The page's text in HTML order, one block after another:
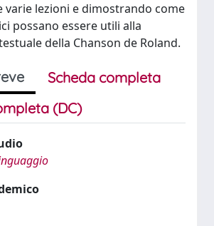
varie lezioni e dimostrando come
possano essere utili alla
della Chanson de Roland.
Scheda completa
(DC)